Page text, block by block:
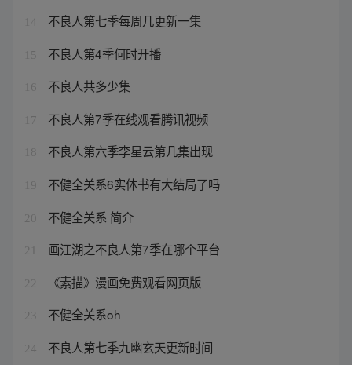
14 不良人第七季每周几更新一集
15 不良人第4季何时开播
16 不良人共多少集
17 不良人第7季在线观看腾讯视频
18 不良人第六季李星云第几集出现
19 不健全关系6实体书有大结局了吗
20 不健全关系 简介
21 画江湖之不良人第7季在哪个平台
22 《素描》漫画免费观看网页版
23 不健全关系oh
24 不良人第七季九幽玄天更新时间